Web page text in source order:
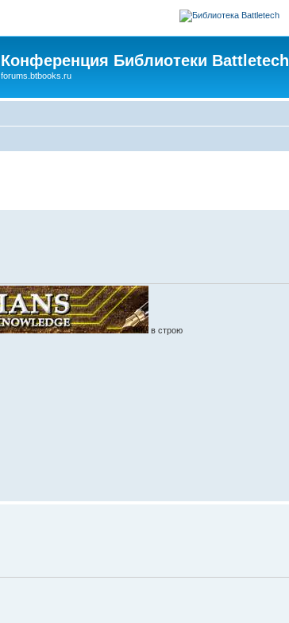
Конференция Библиотеки Battletech
forums.btbooks.ru
в строю